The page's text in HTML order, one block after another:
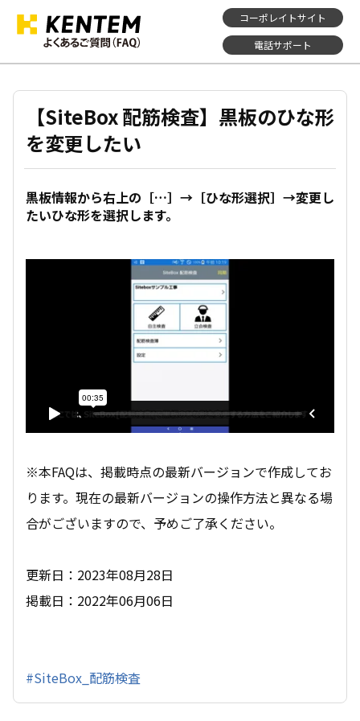
コーポレイトサイト
電話サポート
【SiteBox 配筋検査】黒板のひな形
を変更したい
黒板情報から右上の［…］→［ひな形選択］→変更し
たいひな形を選択します。
※本FAQは、掲載時点の最新バージョンで作成してお
ります。現在の最新バージョンの操作方法と異なる場
合がございますので、予めご了承ください。
更新日：2023年08月28日
掲載日：2022年06月06日
#SiteBox_配筋検査